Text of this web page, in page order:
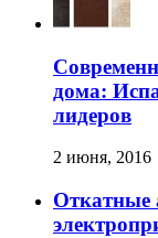
дома:
лидеров
2 июня, 2016
Откатные